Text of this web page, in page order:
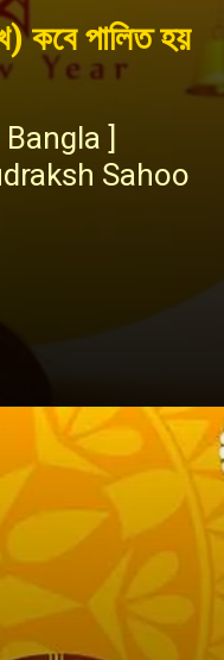
কবে পালিত হয়
]
Sahoo